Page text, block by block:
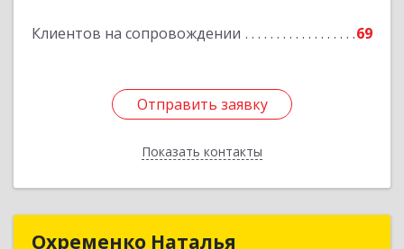
Клиентов на сопровождении 69
Отправить заявку
Показать контакты
Отправить заявку
Назад
Охременко НатальяОхременко Наталья